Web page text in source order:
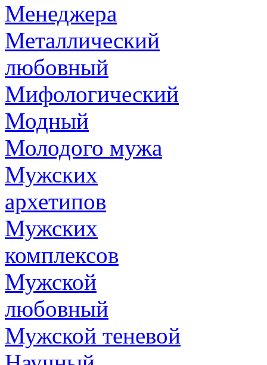
Менеджера
Металлический
любовный
Мифологический
Модный
Молодого мужа
Мужских
архетипов
Мужских
комплексов
Мужской
любовный
Мужской теневой